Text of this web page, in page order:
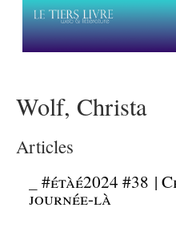
Wolf, Christa
Articles
_#étàé2024 #38 |
journée-là